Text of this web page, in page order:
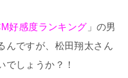
好感度ランキング 」の男
んですが、松田翔太さん
でしょうか？！